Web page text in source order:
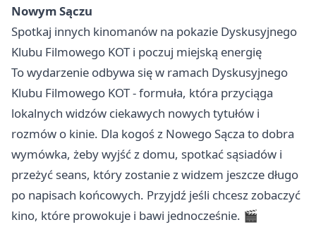
Nowym Sączu
Spotkaj innych kinomanów na pokazie Dyskusyjnego
Klubu Filmowego KOT i poczuj miejską energię
To wydarzenie odbywa się w ramach Dyskusyjnego
Klubu Filmowego KOT - formuła, która przyciąga
lokalnych widzów ciekawych nowych tytułów i
rozmów o kinie. Dla kogoś z Nowego Sącza to dobra
wymówka, żeby wyjść z domu, spotkać sąsiadów i
przeżyć seans, który zostanie z widzem jeszcze długo
po napisach końcowych. Przyjdź jeśli chcesz zobaczyć
kino, które prowokuje i bawi jednocześnie. 🎬